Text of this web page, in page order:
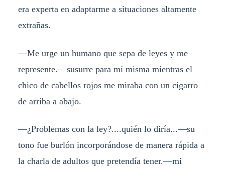
era experta en adaptarme a situaciones altamente
extrañas.
—Me urge un humano que sepa de leyes y me
represente.—susurre para mí misma mientras el
chico de cabellos rojos me miraba con un cigarro
de arriba a abajo.
—¿Problemas con la ley?....quién lo diría...—su
tono fue burlón incorporándose de manera rápida a
la charla de adultos que pretendía tener.—mi